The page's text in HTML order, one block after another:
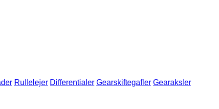
Rullelejer Differentialer Gearskiftegafler Gearaksler